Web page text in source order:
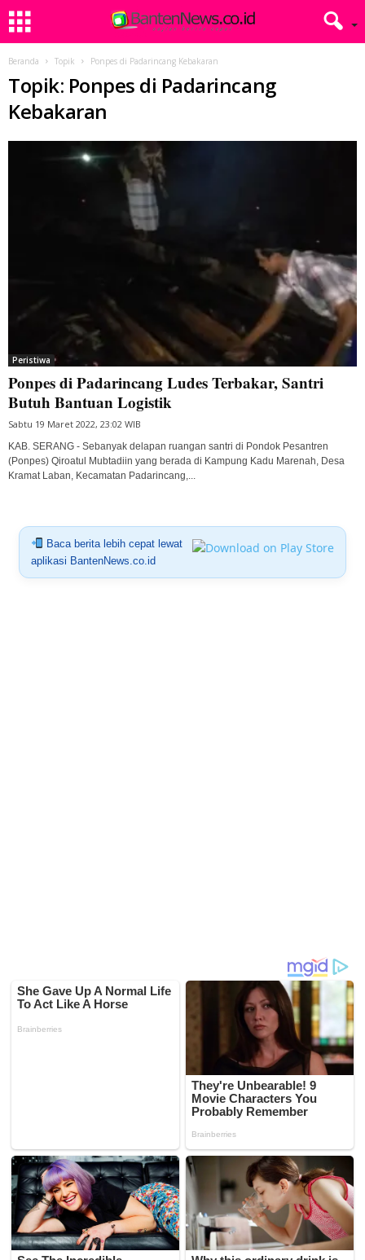
Beranda Topik Ponpes di Padarincang Kebakaran
Topik: Ponpes di Padarincang
Kebakaran
Peristiwa
Ponpes di Padarincang Ludes Terbakar, Santri
Butuh Bantuan Logistik
Sabtu 19 Maret 2022, 23:02 WIB
KAB. SERANG - Sebanyak delapan ruangan santri di Pondok Pesantren
(Ponpes) Qiroatul Mubtadiin yang berada di Kampung Kadu Marenah, Desa
Kramat Laban, Kecamatan Padarincang,...
Baca berita lebih cepat lewat
aplikasi BantenNews.co.id